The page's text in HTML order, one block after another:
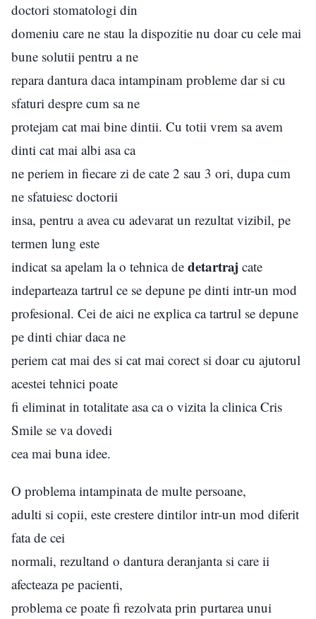
doctori stomatologi din
domeniu care ne stau la dispozitie nu doar cu cele mai
bune solutii pentru a ne
repara dantura daca intampinam probleme dar si cu
sfaturi despre cum sa ne
protejam cat mai bine dintii. Cu totii vrem sa avem
dinti cat mai albi asa ca
ne periem in fiecare zi de cate 2 sau 3 ori, dupa cum
ne sfatuiesc doctorii
insa, pentru a avea cu adevarat un rezultat vizibil, pe
termen lung este
indicat sa apelam la o tehnica de detartraj cate
indeparteaza tartrul ce se depune pe dinti intr-un mod
profesional. Cei de aici ne explica ca tartrul se depune
pe dinti chiar daca ne
periem cat mai des si cat mai corect si doar cu ajutorul
acestei tehnici poate
fi eliminat in totalitate asa ca o vizita la clinica Cris
Smile se va dovedi
cea mai buna idee.
O problema intampinata de multe persoane,
adulti si copii, este crestere dintilor intr-un mod diferit
fata de cei
normali, rezultand o dantura deranjanta si care ii
afecteaza pe pacienti,
problema ce poate fi rezolvata prin purtarea unui